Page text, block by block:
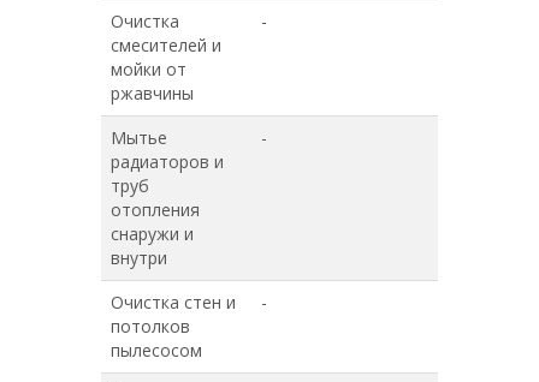
Очистка
смесителей и
мойки от
ржавчины
-
Мытье
радиаторов и
труб
отопления
снаружи и
внутри
-
Очистка стен и
потолков
пылесосом
-